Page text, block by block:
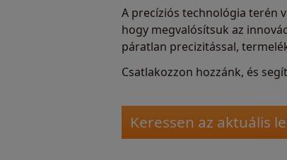
A precíziós technológia terén
hogy megvalósítsuk az
páratlan precizitással,
Csatlakozzon hozzánk, és
Keressen az aktuális